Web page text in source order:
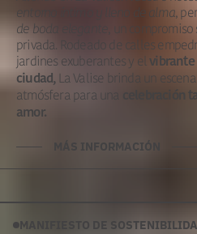
entorno íntimo y lleno de alma,
de boda elegante
, un
privada. Rodeado de calles
jardines exuberantes y elvibrante
ciudad,La Valise brinda un
atmósfera para una
celebración
amor.
MÁS INFORMACIÓN
MANIFIESTO DE